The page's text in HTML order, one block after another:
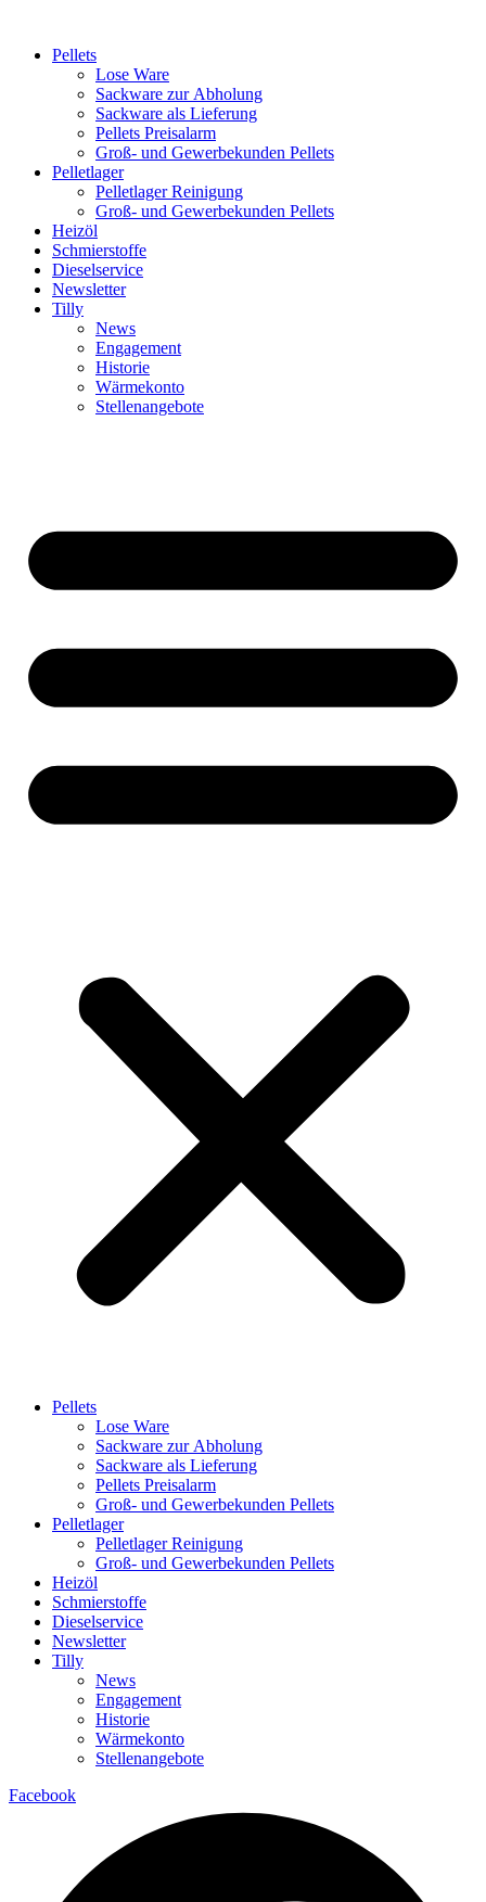
Pellets
Lose Ware
Sackware zur Abholung
Sackware als Lieferung
Pellets Preisalarm
Groß- und Gewerbekunden Pellets
Pelletlager
Pelletlager Reinigung
Groß- und Gewerbekunden Pellets
Heizöl
Schmierstoffe
Dieselservice
Newsletter
Tilly
News
Engagement
Historie
Wärmekonto
Stellenangebote
Pellets
Lose Ware
Sackware zur Abholung
Sackware als Lieferung
Pellets Preisalarm
Groß- und Gewerbekunden Pellets
Pelletlager
Pelletlager Reinigung
Groß- und Gewerbekunden Pellets
Heizöl
Schmierstoffe
Dieselservice
Newsletter
Tilly
News
Engagement
Historie
Wärmekonto
Stellenangebote
Facebook